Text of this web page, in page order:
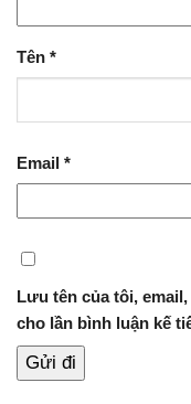
Tên *
Email *
Lưu tên của tôi,
cho lần bình luận kế